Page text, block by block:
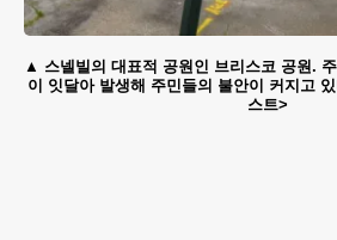
스넬빌의 대표적 공원인 브리스코 공원.
이 잇달아 발생해 주민들의 불안이 커지고
스트>